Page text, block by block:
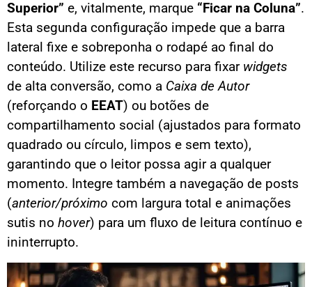
Superior” e, vitalmente, marque “Ficar na Coluna”.
Esta segunda configuração impede que a barra
lateral fixe e sobreponha o rodapé ao final do
conteúdo. Utilize este recurso para fixar widgets
de alta conversão, como a Caixa de Autor
(reforçando o EEAT) ou botões de
compartilhamento social (ajustados para formato
quadrado ou círculo, limpos e sem texto),
garantindo que o leitor possa agir a qualquer
momento. Integre também a navegação de posts
(anterior/próximo com largura total e animações
sutis no hover) para um fluxo de leitura contínuo e
ininterrupto.